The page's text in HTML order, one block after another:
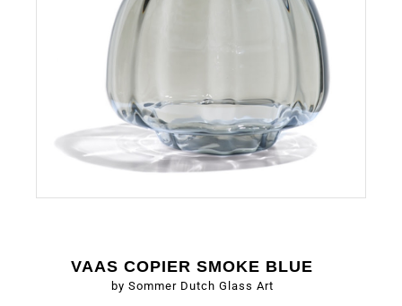
VAAS COPIER SMOKE BLUE
by Sommer Dutch Glass Art